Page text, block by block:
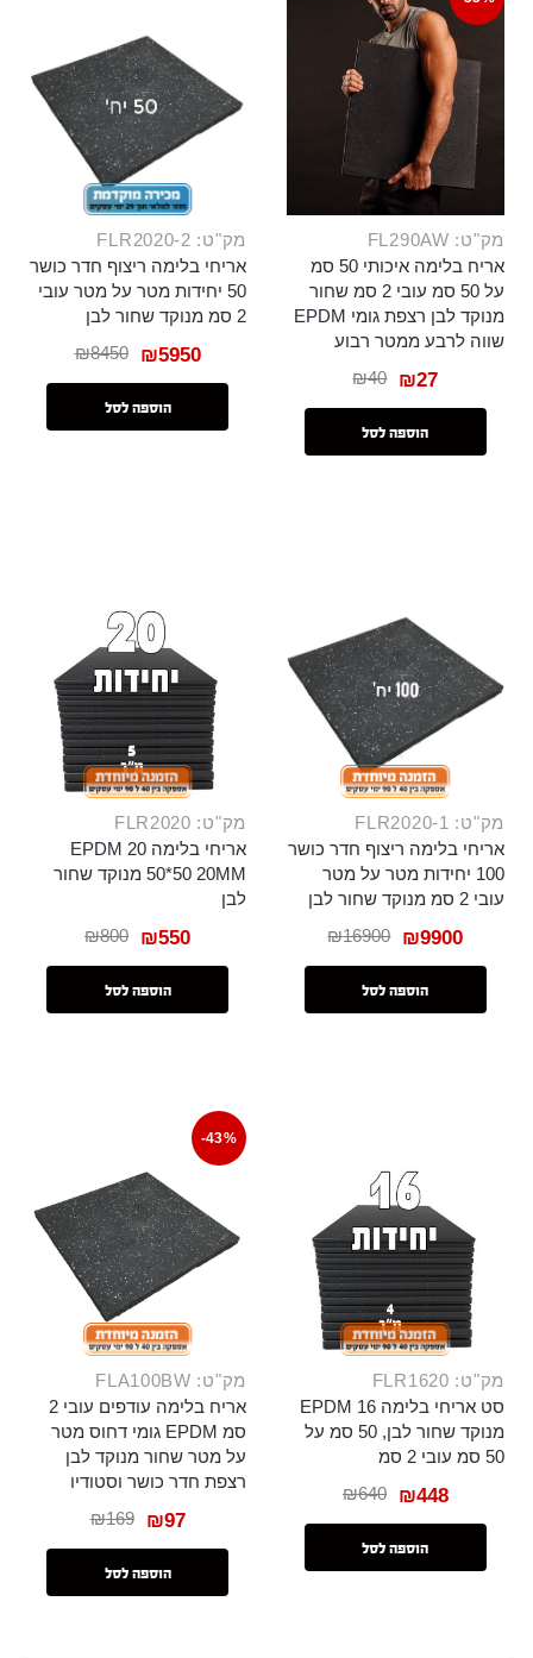
מק"ט: FL290AW
אריח בלימה איכותי 50 סמ
על 50 סמ עובי 2 סמ שחור
מנוקד לבן רצפת גומי EPDM
שווה לרבע ממטר רבוע
₪40 ₪27
הוספה לסל
מק"ט: FLR2020-2
אריחי בלימה ריצוף חדר כושר
50 יחידות מטר על מטר עובי
2 סמ מנוקד שחור לבן
₪8450 ₪5950
הוספה לסל
מק"ט: FLR2020-1
אריחי בלימה ריצוף חדר כושר
100 יחידות מטר על מטר
עובי 2 סמ מנוקד שחור לבן
₪16900 ₪9900
הוספה לסל
מק"ט: FLR2020
אריחי בלימה 20 EPDM
50*50 20MM מנוקד שחור
לבן
₪800 ₪550
הוספה לסל
מק"ט: FLR1620
סט אריחי בלימה 16 EPDM
מנוקד שחור לבן, 50 סמ על
50 סמ עובי 2 סמ
₪640 ₪448
הוספה לסל
-43%
מק"ט: FLA100BW
אריח בלימה עודפים עובי 2
סמ EPDM גומי דחוס מטר
על מטר שחור מנוקד לבן
רצפת חדר כושר וסטודיו
₪169 ₪97
הוספה לסל